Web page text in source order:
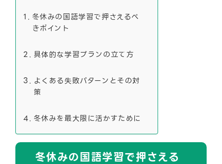
冬休みの国語学習で押さえるべ
きポイント
具体的な学習プランの立て方
よくある失敗パターンとその対
策
冬休みを最大限に活かすために
冬休みの国語学習で押さえる